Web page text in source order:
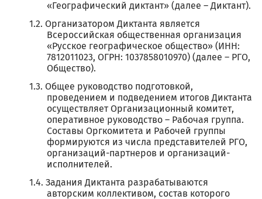
«Географический диктант» (далее – Диктант).
Организатором Диктанта является
Всероссийская общественная организация
«Русское географическое общество» (ИНН:
7812011023, ОГРН: 1037858010970) (далее – РГО,
Общество).
Общее руководство подготовкой,
проведением и подведением итогов Диктанта
осуществляет Организационный комитет,
оперативное руководство – Рабочая группа.
Составы Оргкомитета и Рабочей группы
формируются из числа представителей РГО,
организаций-партнеров и организаций-
исполнителей.
Задания Диктанта разрабатываются
авторским коллективом, состав которого